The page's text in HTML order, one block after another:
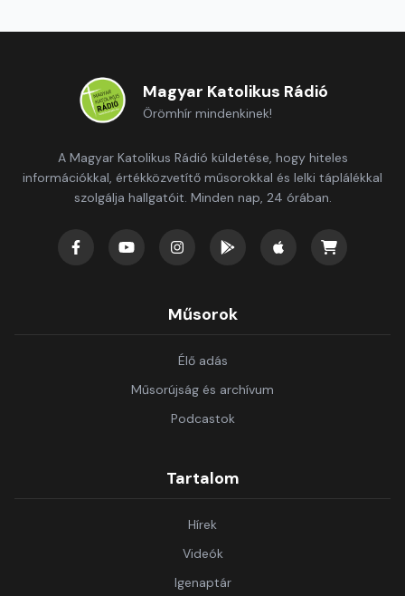
Magyar Katolikus Rádió
Örömhír mindenkinek!
A Magyar Katolikus Rádió küldetése, hogy hiteles
információkkal, értékközvetítő műsorokkal és lelki táplálékkal
szolgálja hallgatóit. Minden nap, 24 órában.
Műsorok
Élő adás
Műsorújság és archívum
Podcastok
Tartalom
Hírek
Videók
Igenaptár